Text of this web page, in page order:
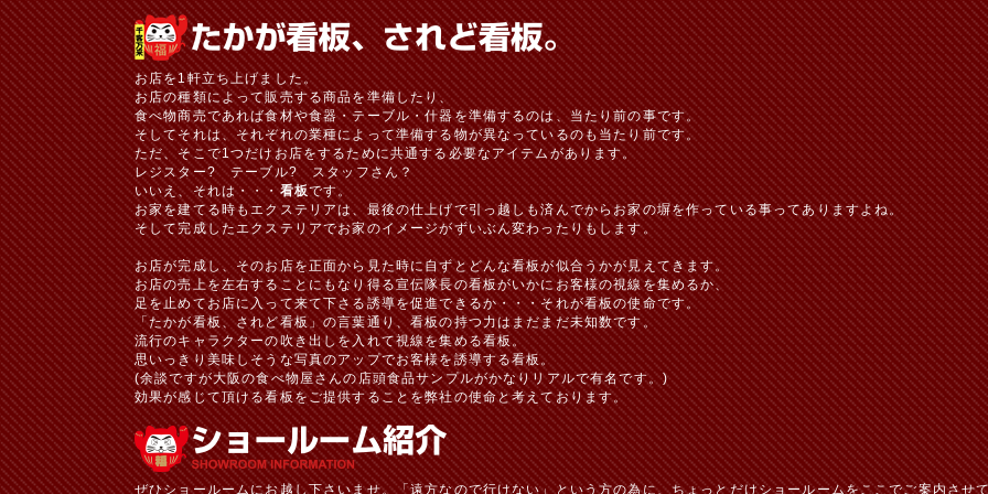
お店を1軒立ち上げました。
お店の種類によって販売する商品を準備したり、
食べ物商売であれば食材や食器・テーブル・什器を準備するのは、当たり前の事です。
そしてそれは、それぞれの業種によって準備する物が異なっているのも当たり前です。
ただ、そこで1つだけお店をするために共通する必要なアイテムがあります。
レジスター? テーブル? スタッフさん？
いいえ、それは・・・看板です。
お家を建てる時もエクステリアは、最後の仕上げで引っ越しも済んでからお家の塀を作っている事ってありますよね。
そして完成したエクステリアでお家のイメージがずいぶん変わったりもします。
お店が完成し、そのお店を正面から見た時に自ずとどんな看板が似合うかが見えてきます。
お店の売上を左右することにもなり得る宣伝隊長の看板がいかにお客様の視線を集めるか、
足を止めてお店に入って来て下さる誘導を促進できるか・・・それが看板の使命です。
「たかが看板、されど看板」の言葉通り、看板の持つ力はまだまだ未知数です。
流行のキャラクターの吹き出しを入れて視線を集める看板。
思いっきり美味しそうな写真のアップでお客様を誘導する看板。
(余談ですが大阪の食べ物屋さんの店頭食品サンプルがかなりリアルで有名です。)
効果が感じて頂ける看板をご提供することを弊社の使命と考えております。
ぜひショールームにお越し下さいませ。「遠方なので行けない」という方の為に、ちょっとだけショールームをここでご案内させ